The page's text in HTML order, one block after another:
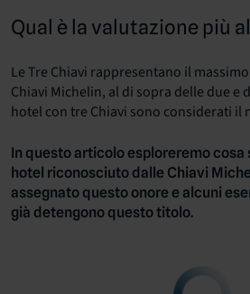
Qual è la valutazione più
Le Tre Chiavi rappresentano il
Chiavi Michelin, al di sopra delle due e
hotel con tre Chiavi sono considerati il
In questo articolo esploreremo cosa
hotel riconosciuto dalle Chiavi
assegnato questo onore e alcuni
già detengono questo titolo.